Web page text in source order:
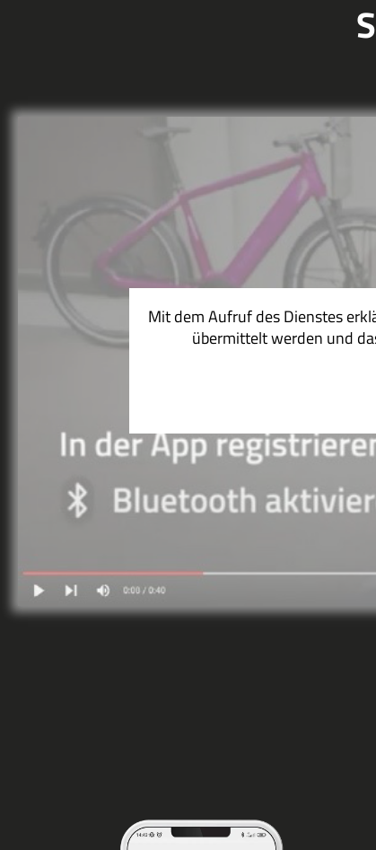
Mit dem Aufruf des Dienstes
übermittelt werden und